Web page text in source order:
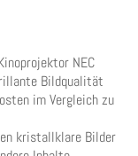
NEC
Bildqualität
im Vergleich zu
kristallklare Bilder